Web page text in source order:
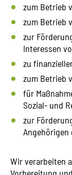
zum Betrieb
zum Betrieb
zur
Interessen
zu
zum Betrieb
für
Sozial- und
zur
Angehörigen
Wir verarbeiten
Vorbereitung